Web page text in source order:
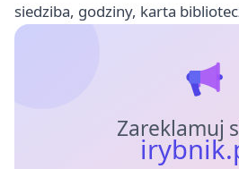
siedziba, godziny, karta
Zareklamuj